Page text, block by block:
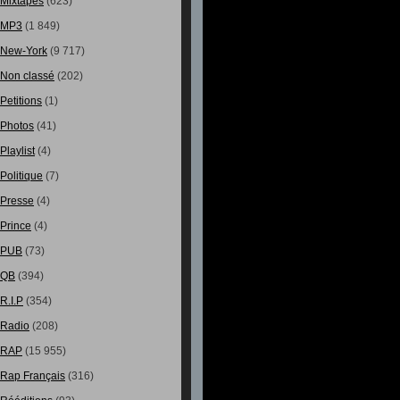
MP3 (1 849)
New-York (9 717)
Non classé (202)
Petitions (1)
Photos (41)
Playlist(4)
Politique (7)
Presse (4)
Prince (4)
PUB (73)
QB (394)
R.I.P (354)
Radio (208)
RAP (15 955)
Rap Français (316)